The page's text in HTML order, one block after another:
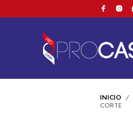
INICIO /
CORTE